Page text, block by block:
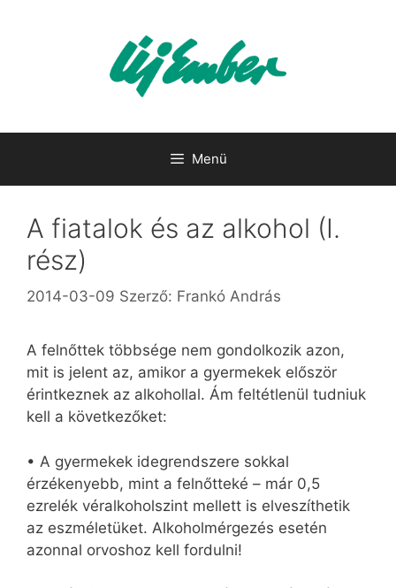
Menü
A fiatalok és az alkohol (I.
rész)
2014-03-09 Szerző: Frankó András
A felnőttek többsége nem gondolkozik azon,
mit is jelent az, amikor a gyermekek először
érintkeznek az alkohollal. Ám feltétlenül tudniuk
kell a következőket:
• A gyermekek idegrendszere sokkal
érzékenyebb, mint a felnőtteké – már 0,5
ezrelék véralkoholszint mellett is elveszíthetik
az eszméletüket. Alkoholmérgezés esetén
azonnal orvoshoz kell fordulni!